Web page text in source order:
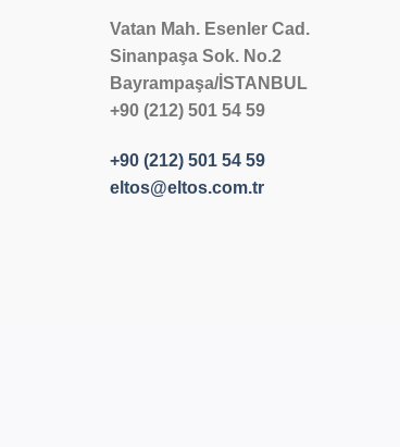
Vatan Mah. Esenler Cad.
Sinanpaşa Sok. No.2
Bayrampaşa/İSTANBUL
+90 (212) 501 54 59
+90 (212) 501 54 59
eltos@eltos.com.tr